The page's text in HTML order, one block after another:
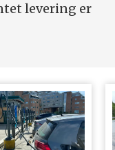
levering er